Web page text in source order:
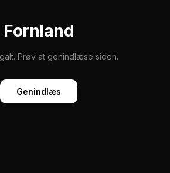
Fornland
Prøv at genindlæse siden.
Genindlæs